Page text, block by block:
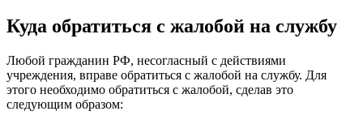
Куда обратиться с жалобой на службу
Любой гражданин РФ, несогласный с действиями
учреждения, вправе обратиться с жалобой на службу. Для
этого необходимо обратиться с жалобой, сделав это
следующим образом: